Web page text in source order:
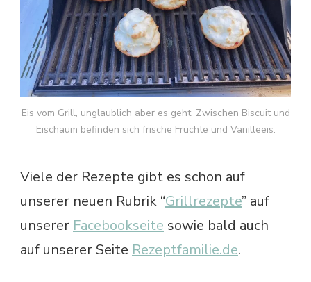
Eis vom Grill, unglaublich aber es geht. Zwischen Biscuit und
Eischaum befinden sich frische Früchte und Vanilleeis.
Viele der Rezepte gibt es schon auf
unserer neuen Rubrik “Grillrezepte” auf
unserer Facebookseite sowie bald auch
auf unserer Seite Rezeptfamilie.de.